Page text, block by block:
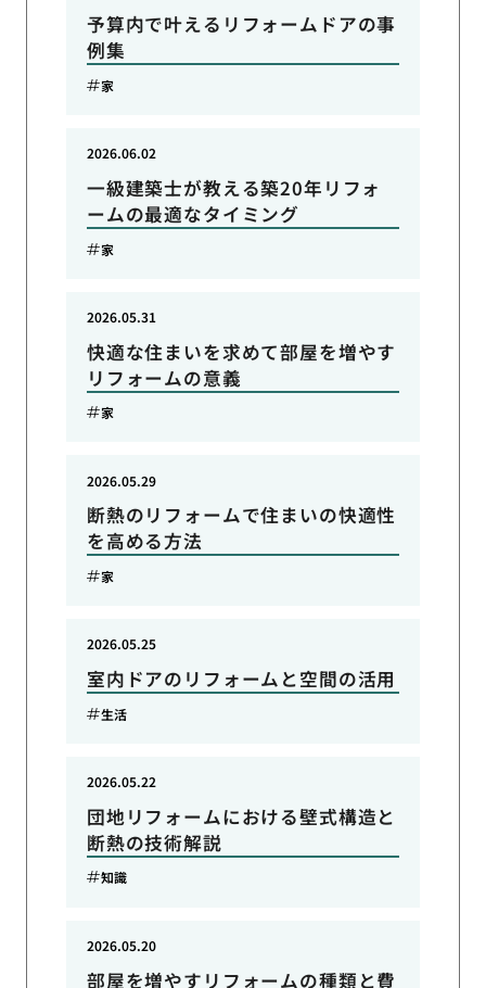
予算内で叶えるリフォームドアの事
例集
家
一級建築士が教える築20年リフォ
ームの最適なタイミング
2026.06.02
家
快適な住まいを求めて部屋を増やす
リフォームの意義
2026.05.31
家
断熱のリフォームで住まいの快適性
を高める方法
2026.05.29
家
室内ドアのリフォームと空間の活用
2026.05.25
生活
団地リフォームにおける壁式構造と
断熱の技術解説
2026.05.22
知識
部屋を増やすリフォームの種類と費
2026.05.20